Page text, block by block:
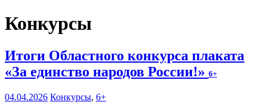
Конкурсы
Итоги Областного конкурса плаката
«За единство народов России!» 6+
04.04.2026 Конкурсы, 6+